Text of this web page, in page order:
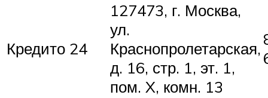
Кредито 24
127473, г. Москва,
ул.
Краснопролетарская,
д. 16, стр. 1, эт. 1,
пом. X, комн. 13